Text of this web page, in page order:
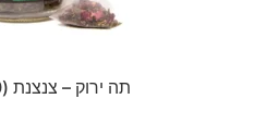
תה ירוק – צנצנת (20 שקיקים)